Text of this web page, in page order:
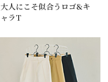
大人にこそ似合うロゴ&キ
ャラT